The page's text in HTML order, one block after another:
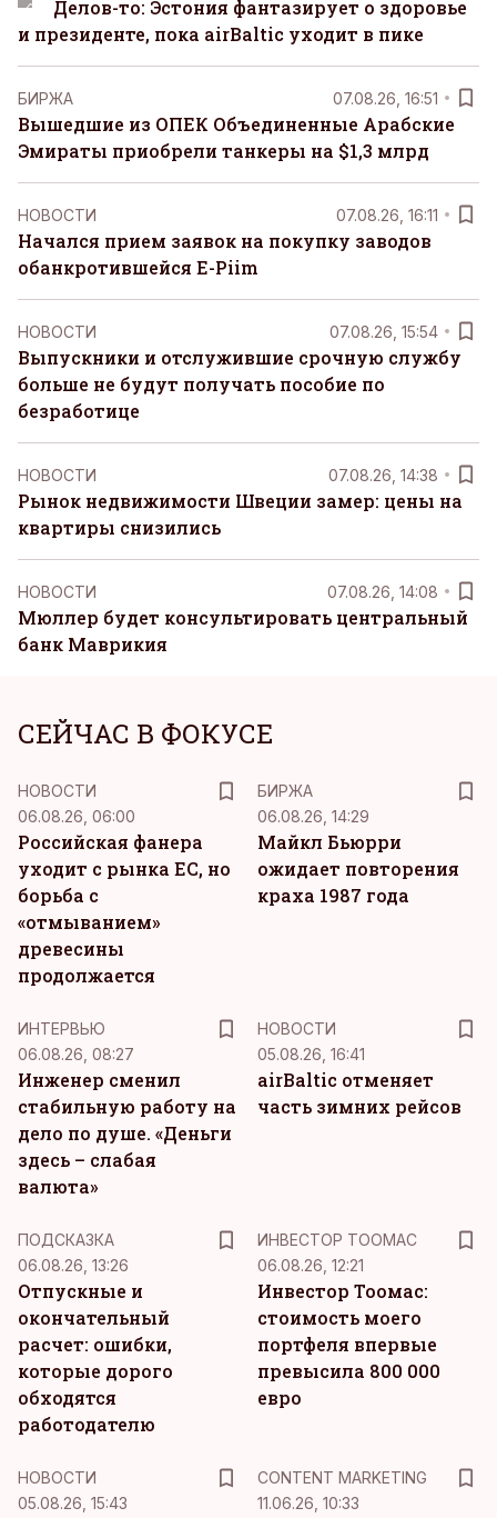
Делов-то: Эстония фантазирует о здоровье
и президенте, пока airBaltic уходит в пике
БИРЖА 07.08.26, 16:51
Вышедшие из ОПЕК Объединенные Арабские
Эмираты приобрели танкеры на $1,3 млрд
НОВОСТИ 07.08.26, 16:11
Начался прием заявок на покупку заводов
обанкротившейся E-Piim
НОВОСТИ 07.08.26, 15:54
Выпускники и отслужившие срочную службу
больше не будут получать пособие по
безработице
НОВОСТИ 07.08.26, 14:38
Рынок недвижимости Швеции замер: цены на
квартиры снизились
НОВОСТИ 07.08.26, 14:08
Мюллер будет консультировать центральный
банк Маврикия
СЕЙЧАС В ФОКУСЕ
НОВОСТИ
06.08.26, 06:00
Российская фанера
уходит с рынка ЕС, но
борьба с
«отмыванием»
древесины
продолжается
БИРЖА
06.08.26, 14:29
Майкл Бьюрри
ожидает повторения
краха 1987 года
ИНТЕРВЬЮ
06.08.26, 08:27
Инженер сменил
стабильную работу на
дело по душе. «Деньги
здесь – слабая
валюта»
НОВОСТИ
05.08.26, 16:41
airBaltic отменяет
часть зимних рейсов
ПОДСКАЗКА
06.08.26, 13:26
Отпускные и
окончательный
расчет: ошибки,
которые дорого
обходятся
работодателю
ИНВЕСТОР ТООМАС
06.08.26, 12:21
Инвестор Тоомас:
стоимость моего
портфеля впервые
превысила 800 000
евро
НОВОСТИ
05.08.26, 15:43
CONTENT MARKETING
11.06.26, 10:33